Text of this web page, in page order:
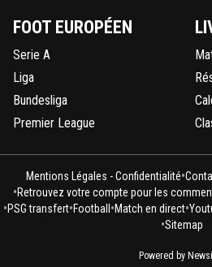
FOOT EUROPÉEN
Serie A
Liga
Bundesliga
Premier League
Mentions Légales - Confidentialité•
•Retrouvez votre compte pour les
•PSG transfert•Football •Match en direct•
•Sitemap
Powered by